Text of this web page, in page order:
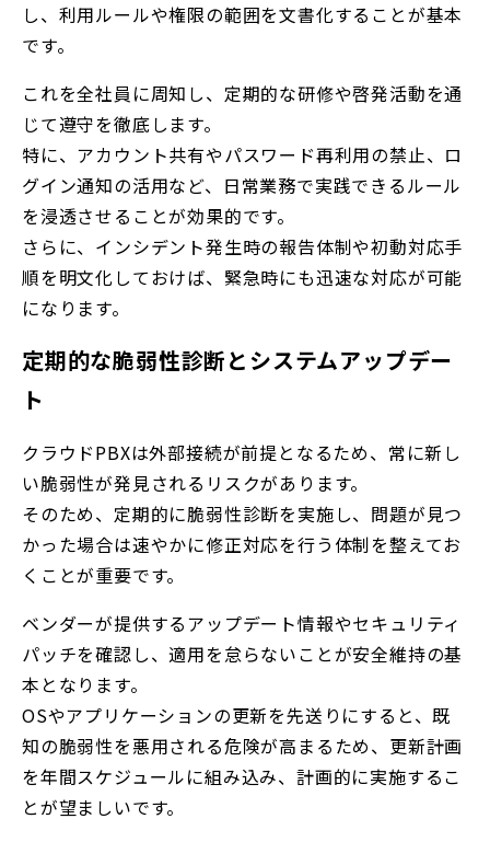
し、利用ルールや権限の範囲を文書化することが基本
です。
これを全社員に周知し、定期的な研修や啓発活動を通
じて遵守を徹底します。
特に、アカウント共有やパスワード再利用の禁止、ロ
グイン通知の活用など、日常業務で実践できるルール
を浸透させることが効果的です。
さらに、インシデント発生時の報告体制や初動対応手
順を明文化しておけば、緊急時にも迅速な対応が可能
になります。
定期的な脆弱性診断とシステムアップデー
ト
クラウドPBXは外部接続が前提となるため、常に新し
い脆弱性が発見されるリスクがあります。
そのため、定期的に脆弱性診断を実施し、問題が見つ
かった場合は速やかに修正対応を行う体制を整えてお
くことが重要です。
ベンダーが提供するアップデート情報やセキュリティ
パッチを確認し、適用を怠らないことが安全維持の基
本となります。
OSやアプリケーションの更新を先送りにすると、既
知の脆弱性を悪用される危険が高まるため、更新計画
を年間スケジュールに組み込み、計画的に実施するこ
とが望ましいです。